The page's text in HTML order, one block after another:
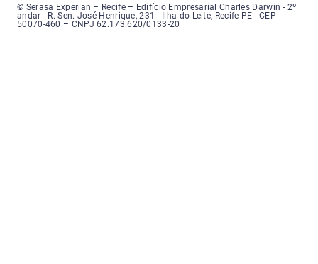
Serasa Experian - Recife, Endereço: Edifício Empresarial Charles Darwin,
© Serasa Experian – Recife – Edifício Empresarial Charles Darwin - 2º
andar - R. Sen. José Henrique, 231 - Ilha do Leite, Recife-PE - CEP
50070-460 – CNPJ 62.173.620/0133-20